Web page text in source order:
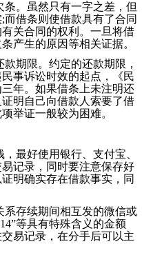
。虽然只有一字之差，但
借条则使借款具有了合同
关合同的权利。一旦将借
产生的原因等相关证据。
期限。约定的还款期限，
事诉讼时效的起点，《民
年。如果借条上未注明还
明自己向借款人索要了借
举证一般较为困难。
最好使用银行、支付宝、
记录，同时要注意保存好
明确实存在借款事实，同
存续期间相互发的微信或
等具有特殊含义的金额
易记录，在分手后可以主